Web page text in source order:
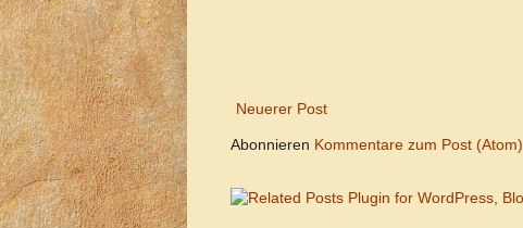
Neuerer Post
Abonnieren Kommentare zum Post (Atom)